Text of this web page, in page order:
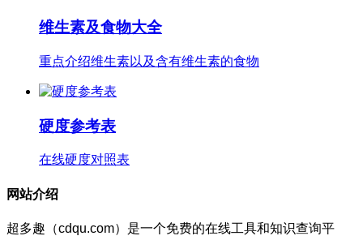
维生素及食物大全
重点介绍维生素以及含有维生素的食物
硬度参考表
在线硬度对照表
网站介绍
超多趣（cdqu.com）是一个免费的在线工具和知识查询平